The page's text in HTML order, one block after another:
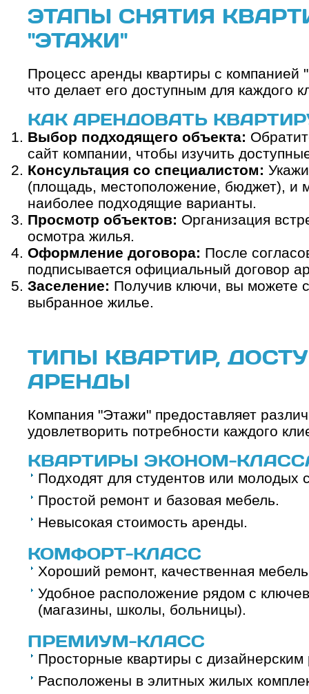
ЭТАПЫ СНЯТИЯ
"ЭТАЖИ"
Процесс аренды квартиры с компанией
что делает его доступным для каждого
КАК АРЕНДОВАТЬ
Выбор подходящего объекта:
сайт компании, чтобы изучить
Консультация со специалистом:
(площадь, местоположение, бюджет), и
наиболее подходящие варианты.
Просмотр объектов: Организация
осмотра жилья.
Оформление договора: После
подписывается официальный договор
Заселение: Получив ключи, вы можете
выбранное жилье.
ТИПЫ КВАРТИР,
АРЕНДЫ
Компания "Этажи" предоставляет
удовлетворить потребности каждого
КВАРТИРЫ ЭКОНОМ-
Подходят для студентов или молодых
Простой ремонт и базовая мебель.
Невысокая стоимость аренды.
КОМФОРТ-КЛАСС
Хороший ремонт, качественная
Удобное расположение рядом с
(магазины, школы, больницы).
ПРЕМИУМ-КЛАСС
Просторные квартиры с
Расположены в элитных жилых